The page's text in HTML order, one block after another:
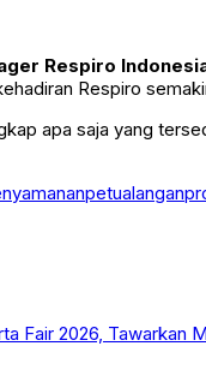
Respiro
Respiro
apa saja yang
petualangan